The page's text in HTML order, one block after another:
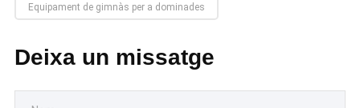
Equipament de gimnàs per a dominades
Deixa un missatge